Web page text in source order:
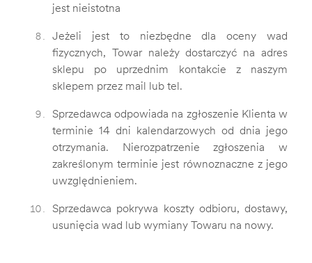
jest nieistotna
Jeżeli jest to niezbędne dla oceny wad
fizycznych, Towar należy dostarczyć na adres
sklepu po uprzednim kontakcie z naszym
sklepem przez mail lub tel.
Sprzedawca odpowiada na zgłoszenie Klienta w
terminie 14 dni kalendarzowych od dnia jego
otrzymania. Nierozpatrzenie zgłoszenia w
zakreślonym terminie jest równoznaczne z jego
uwzględnieniem.
Sprzedawca pokrywa koszty odbioru, dostawy,
usunięcia wad lub wymiany Towaru na nowy.